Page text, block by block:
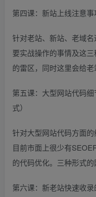
第四课：新站上线注意事
针对老站、新站、老域
要实战操作的事情及这
的雷区，同时这里会给老
第五课：大型网站代码
式）
针对大型网站代码方面
目前市面上很少有
的代码优化。三种形式的
第六课：新老站快速收录